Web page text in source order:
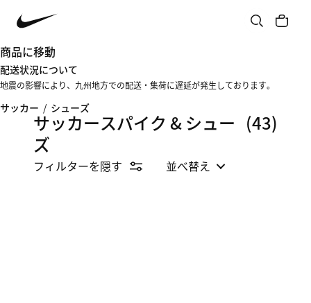
商品に移動
配送状況について
地震の影響により、九州地方での配送・集荷に遅延が発生しております。
サッカー / シューズ
サッカースパイク & シュー
ズ
(43)
フィルターを隠す 並べ替え